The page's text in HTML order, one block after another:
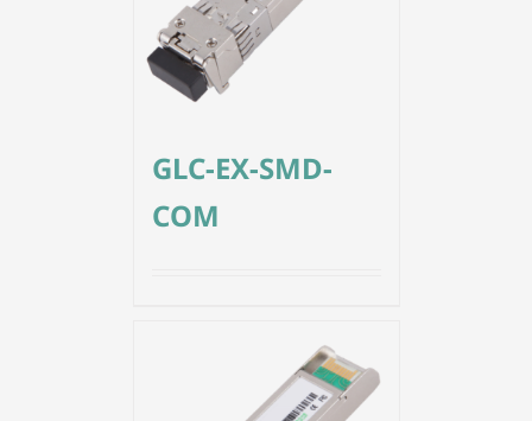
GLC-EX-SMD-
COM